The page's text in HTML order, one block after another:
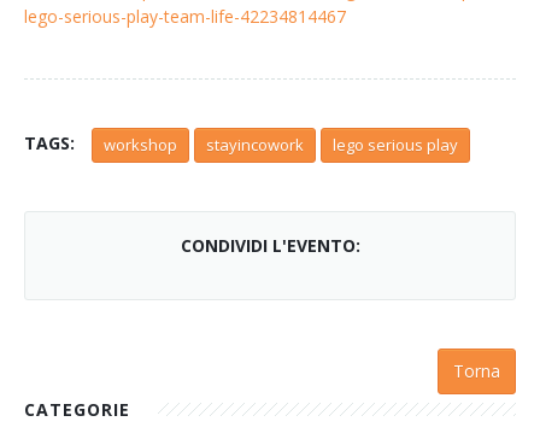
lego-serious-play-team-life-42234814467
TAGS: workshop stayincowork lego serious play
CONDIVIDI L'EVENTO:
Torna
CATEGORIE